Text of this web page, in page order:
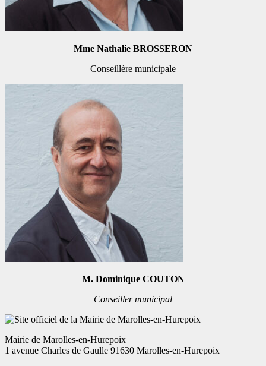
Mme Nathalie BROSSERON
Conseillère municipale
M. Dominique COUTON
Conseiller municipal
Mairie de Marolles-en-Hurepoix
1 avenue Charles de Gaulle 91630 Marolles-en-Hurepoix